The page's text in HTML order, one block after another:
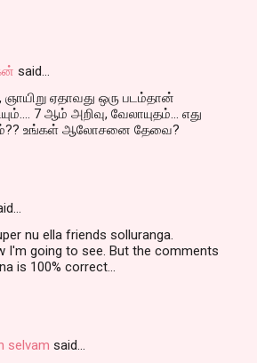
said…
ஏதாவது ஒரு படம்தான்
7 ஆம் அறிவு, வேலாயுதம்... எது
உங்கள் ஆலோசனை தேவை?
nu ella friends solluranga.
I'm going to see. But the comments
is 100% correct...
selvam said…